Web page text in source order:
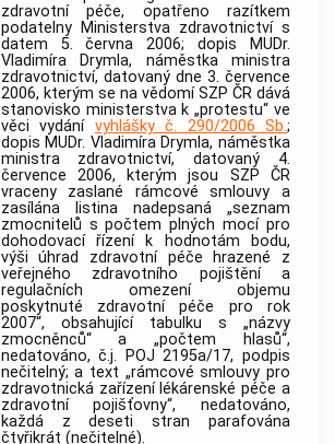
zdravotní péče, opatřeno razítkem
podatelny Ministerstva zdravotnictví s
datem 5. června 2006; dopis MUDr.
Vladimíra Drymla, náměstka ministra
zdravotnictví, datovaný dne 3. července
2006, kterým se na vědomí SZP ČR dává
stanovisko ministerstva k „protestu“ ve
věci vydání vyhlášky č. 290/2006 Sb.;
dopis MUDr. Vladimíra Drymla, náměstka
ministra zdravotnictví, datovaný 4.
července 2006, kterým jsou SZP ČR
vraceny zaslané rámcové smlouvy a
zasílána listina nadepsaná „seznam
zmocnitelů s počtem plných mocí pro
dohodovací řízení k hodnotám bodu,
výši úhrad zdravotní péče hrazené z
veřejného zdravotního pojištění a
regulačních omezení objemu
poskytnuté zdravotní péče pro rok
2007“, obsahující tabulku s „názvy
zmocněnců“ a „počtem hlasů“,
nedatováno, č.j. POJ 2195a/17, podpis
nečitelný; a text „rámcové smlouvy pro
zdravotnická zařízení lékárenské péče a
zdravotní pojišťovny“, nedatováno,
každá z deseti stran parafována
čtyřikrát (nečitelné).